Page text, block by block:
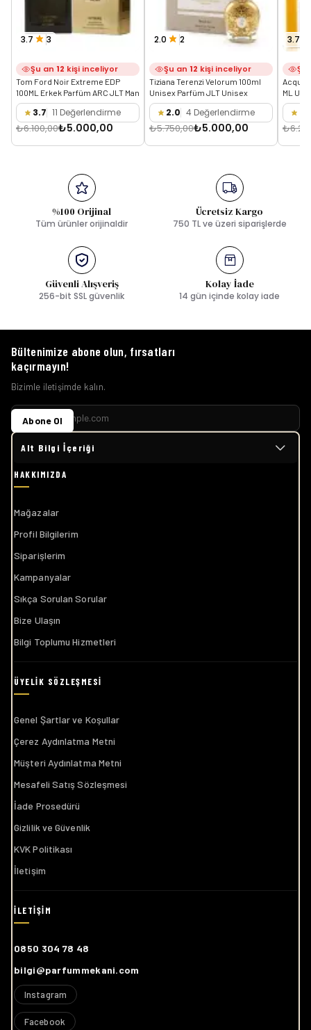
3.7 3
Şu an 12 kişi inceliyor
Tom Ford Noir Extreme EDP
100ML Erkek Parfüm ARC JLT Man
3.7 11 Değerlendirme
₺6.100,00₺5.000,00
2.0 2
Şu an 12 kişi inceliyor
Tiziana Terenzi Velorum 100ml
Unisex Parfüm JLT Unisex
2.0 4 Değerlendirme
₺5.750,00₺5.000,00
3.7
Şu
Acqua
ML
%100 Orijinal
Tüm ürünler orijinaldir
Ücretsiz Kargo
750 TL ve üzeri siparişlerde
Güvenli Alışveriş
256-bit SSL güvenlik
Kolay İade
14 gün içinde kolay iade
Alt Bilgi İçeriği
Mağazalar
Profil Bilgilerim
Siparişlerim
Kampanyalar
Sıkça Sorulan Sorular
Bize Ulaşın
Bilgi Toplumu Hizmetleri
Genel Şartlar ve Koşullar
Çerez Aydınlatma Metni
Müşteri Aydınlatma Metni
Mesafeli Satış Sözleşmesi
İade Prosedürü
Gizlilik ve Güvenlik
KVK Politikası
İletişim
0850 304 78 48
bilgi@parfummekani.com
Instagram
Facebook
Bültenimize abone olun, fırsatları
kaçırmayın!
Bizimle iletişimde kalın.
Abone Ol